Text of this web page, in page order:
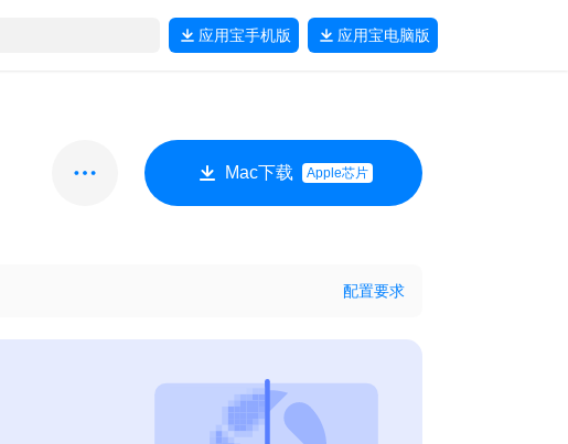
应用宝手机版 应用宝电脑版
Mac下载 Apple芯片
配置要求